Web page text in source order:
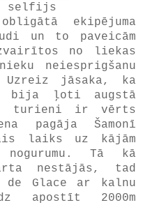
selfijs
ekipējuma
un to paveicām
no liekas
neiesprigšanu
Uzreiz jāsaka, ka
bija ļoti augstā
turieni ir vērts
pagāja Šamonī
laiks uz kājām
Tā kā
nestājās, tad
de Glace ar kalnu
apostīt 2000m